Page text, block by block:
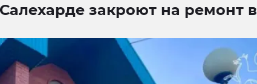
закроют на ремонт в